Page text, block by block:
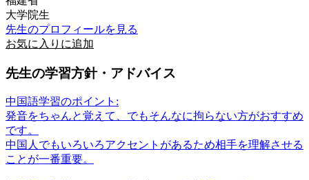
大学院生
先生のプロフィールを見る
お気に入りに追加
先生の学習方針・アドバイス
中国語学習のポイント:
発音をちゃんと覚えて、でもそんなに拘らない方がおすすめ
です。
中国人でもいろいろアクセントがあるため相手を理解させる
ことが一番重要。